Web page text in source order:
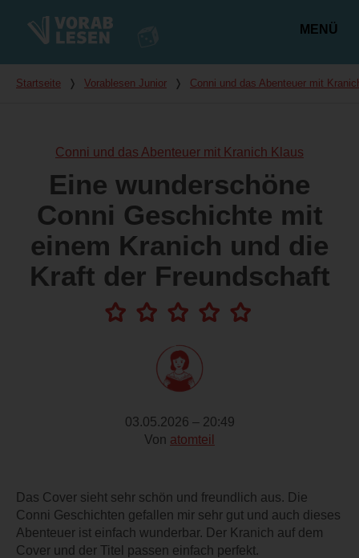
MENÜ
Du bist hier
Startseite ❭ Vorablesen Junior ❭ Conni und das Abenteuer mit
Conni und das Abenteuer mit Kranich Klaus
Eine wunderschöne
Conni Geschichte mit
einem Kranich und die
Kraft der Freundschaft
03.05.2026 – 20:49
Von atomteil
Das Cover sieht sehr schön und freundlich aus. Die
Conni Geschichten gefallen mir sehr gut und auch dieses
Abenteuer ist einfach wunderbar. Der Kranich auf dem
Cover und der Titel passen einfach perfekt.